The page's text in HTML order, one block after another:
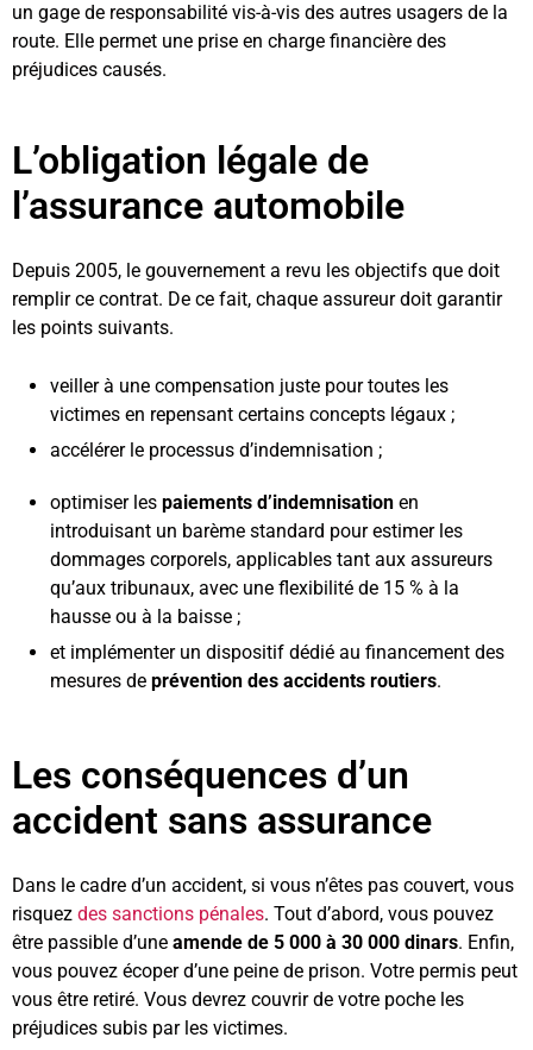
un gage de responsabilité vis-à-vis des autres usagers de la
route. Elle permet une prise en charge financière des
préjudices causés.
L’obligation légale de
l’assurance automobile
Depuis 2005, le gouvernement a revu les objectifs que doit
remplir ce contrat. De ce fait, chaque assureur doit garantir
les points suivants.
veiller à une compensation juste pour toutes les
victimes en repensant certains concepts légaux ;
accélérer le processus d’indemnisation ;
optimiser les paiements d’indemnisation en
introduisant un barème standard pour estimer les
dommages corporels, applicables tant aux assureurs
qu’aux tribunaux, avec une flexibilité de 15 % à la
hausse ou à la baisse ;
et implémenter un dispositif dédié au financement des
mesures de prévention des accidents routiers.
Les conséquences d’un
accident sans assurance
Dans le cadre d’un accident, si vous n’êtes pas couvert, vous
risquez des sanctions pénales. Tout d’abord, vous pouvez
être passible d’une amende de 5 000 à 30 000 dinars. Enfin,
vous pouvez écoper d’une peine de prison. Votre permis peut
vous être retiré. Vous devrez couvrir de votre poche les
préjudices subis par les victimes.